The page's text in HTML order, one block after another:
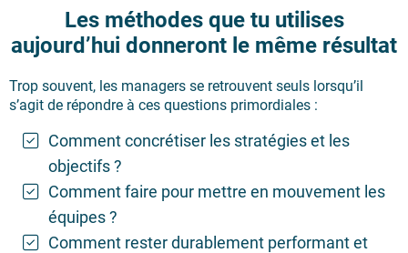
Les méthodes que tu utilises
aujourd’hui donneront le même résultat
Trop souvent, les managers se retrouvent seuls lorsqu’il
s’agit de répondre à ces questions primordiales :
Comment concrétiser les stratégies et les
objectifs ?
Comment faire pour mettre en mouvement les
équipes ?
Comment rester durablement performant et